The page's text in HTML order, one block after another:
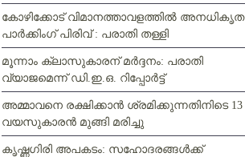
കോഴിക്കോട് വിമാനത്താവളത്തില്‍ അനധികൃത
പാര്‍ക്കിംഗ് പിരിവ് : പരാതി തള്ളി
മൂന്നാം ക്ലാസുകാരന് മര്‍ദ്ദനം: പരാതി
വ്യാജമെന്ന് ഡി.ഇ.ഒ. റിപ്പോര്‍ട്ട്
അമ്മാവനെ രക്ഷിക്കാന്‍ ശ്രമിക്കുന്നതിനിടെ 13
വയസുകാരന്‍ മുങ്ങി മരിച്ചു
കൃഷ്ണഗിരി അപകടം: സഹോദരങ്ങള്‍ക്ക്